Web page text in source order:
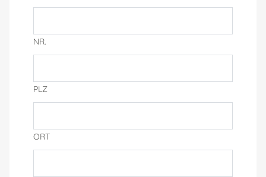
NR.
PLZ
ORT